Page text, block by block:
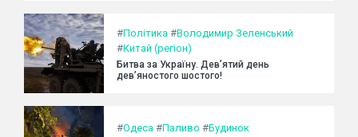
#Політика #Володимир Зеленський
#Китай (регіон)
Битва за Україну. Дев’ятий день
дев’яностого шостого!
#Одеса #Паливо #Будинок